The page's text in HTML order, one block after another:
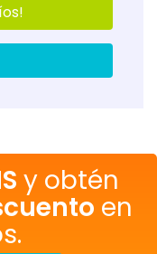
y obtén
en